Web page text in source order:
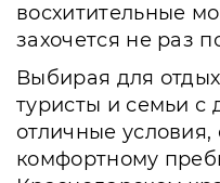
восхитительные
захочется не раз
Выбирая для
туристы и семьи с
отличные
комфортному